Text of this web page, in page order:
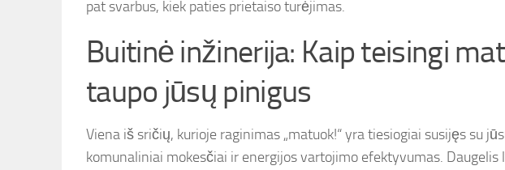
pat svarbus, kiek paties prietaiso turėjimas.
Buitinė inžinerija: Kaip teisingi
taupo jūsų pinigus
Viena iš sričių, kurioje raginimas „matuok!“ yra tiesiogiai susijęs su
komunaliniai mokesčiai ir energijos vartojimo efektyvumas. Daugelis